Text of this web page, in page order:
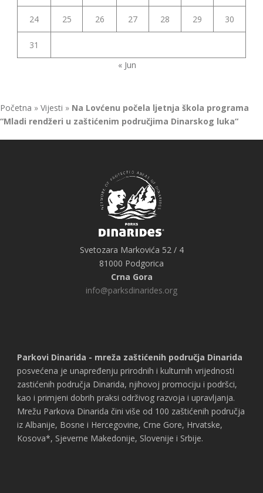
24 25 26 27 28 29 30
31
« Jun
Početna » Vijesti » Na Lovćenu počela ljetnja škola programa
“Mladi rendžeri u zaštićenim područjima Dinarskog luka“
Svetozara Markovića 52 / 4
81000 Podgorica
Crna Gora
info@parksdinarides.org
Parkovi Dinarida - mreža zaštićenih područja Dinarida
posvećena je unapređenju prirodnih i kulturnih vrijednosti
zastićenih područja Dinarida, njihovoj promociju i podršci,
kao i primjeni dobrih praksi održivog razvoja i upravljanja.
Mrežu Parkova Dinarida čini više od 100 zaštićenih područja
iz Albanije, Bosne i Hercegovine, Crne Gore, Hrvatske,
Kosova*, Sjeverne Makedonije, Slovenije i Srbije.